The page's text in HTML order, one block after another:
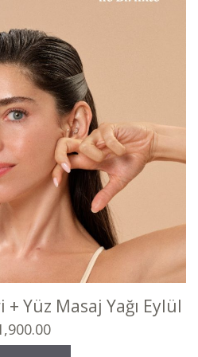
+ Yüz Masaj Yağı Eylül